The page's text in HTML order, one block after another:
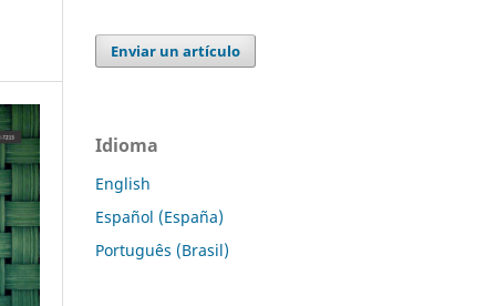
Enviar un artículo
Idioma
English
Español (España)
Português (Brasil)